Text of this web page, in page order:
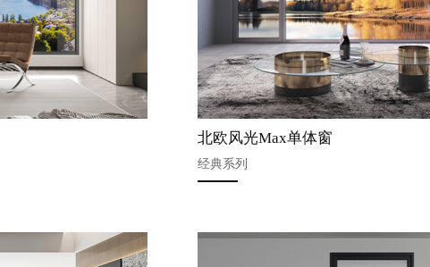
北欧风光Max单体窗
经典系列